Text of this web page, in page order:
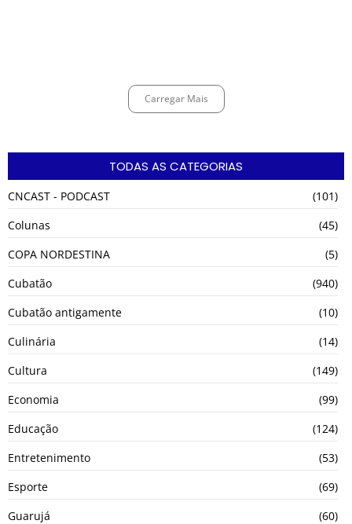
Carregar Mais
TODAS AS CATEGORIAS
CNCAST - PODCAST
(101)
Colunas
(45)
COPA NORDESTINA
(5)
Cubatão
(940)
Cubatão antigamente
(10)
Culinária
(14)
Cultura
(149)
Economia
(99)
Educação
(124)
Entretenimento
(53)
Esporte
(69)
Guarujá
(60)